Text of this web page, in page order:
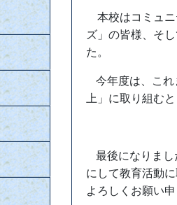
本校はコミュニ
ズ」の皆様、そ
た。
今年度は、こ
上」に取り組む
最後になりま
にして教育活動
よろしくお願い申